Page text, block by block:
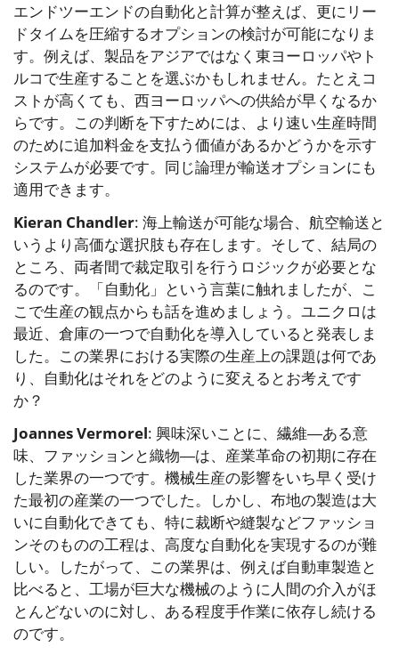
エンドツーエンドの自動化と計算が整えば、更にリー
ドタイムを圧縮するオプションの検討が可能になりま
す。例えば、製品をアジアではなく東ヨーロッパやト
ルコで生産することを選ぶかもしれません。たとえコ
ストが高くても、西ヨーロッパへの供給が早くなるか
らです。この判断を下すためには、より速い生産時間
のために追加料金を支払う価値があるかどうかを示す
システムが必要です。同じ論理が輸送オプションにも
適用できます。
Kieran Chandler: 海上輸送が可能な場合、航空輸送と
いうより高価な選択肢も存在します。そして、結局の
ところ、両者間で裁定取引を行うロジックが必要とな
るのです。「自動化」という言葉に触れましたが、こ
こで生産の観点からも話を進めましょう。ユニクロは
最近、倉庫の一つで自動化を導入していると発表しま
した。この業界における実際の生産上の課題は何であ
り、自動化はそれをどのように変えるとお考えです
か？
Joannes Vermorel: 興味深いことに、繊維―ある意
味、ファッションと織物―は、産業革命の初期に存在
した業界の一つです。機械生産の影響をいち早く受け
た最初の産業の一つでした。しかし、布地の製造は大
いに自動化できても、特に裁断や縫製などファッショ
ンそのものの工程は、高度な自動化を実現するのが難
しい。したがって、この業界は、例えば自動車製造と
比べると、工場が巨大な機械のように人間の介入がほ
とんどないのに対し、ある程度手作業に依存し続ける
のです。